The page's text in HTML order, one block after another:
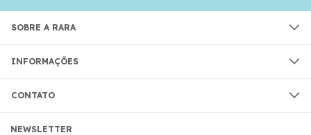
SOBRE A RARA
INFORMAÇÕES
CONTATO
NEWSLETTER